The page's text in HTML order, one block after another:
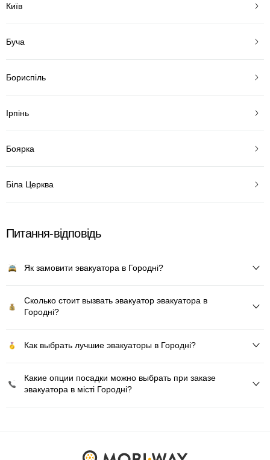
Київ
Буча
Бориспіль
Ірпінь
Боярка
Біла Церква
Питання-відповідь
Як замовити эвакуатора в Городні?
Сколько стоит вызвать эвакуатор эвакуатора в
Городні?
Как выбрать лучшие эвакуаторы в Городні?
Какие опции посадки можно выбрать при заказе
эвакуатора в місті Городні?